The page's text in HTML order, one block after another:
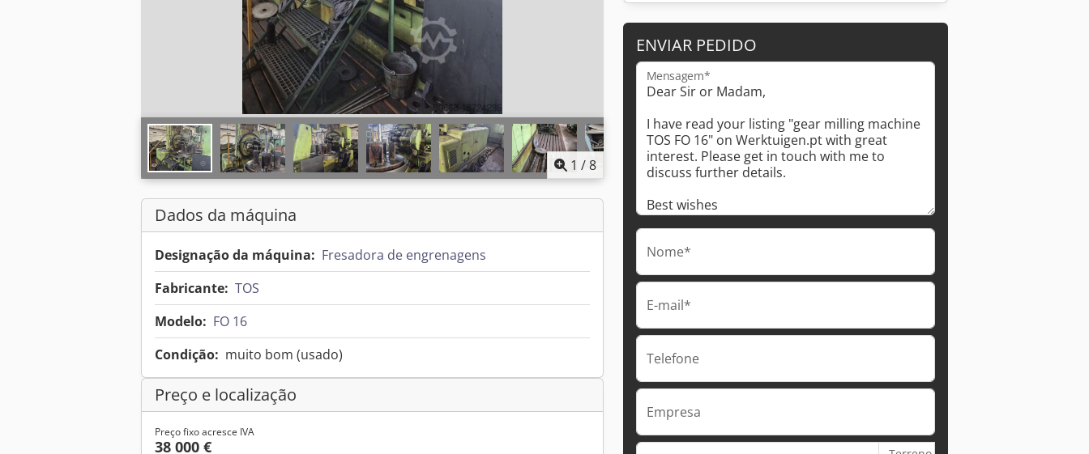
1 /8
Dados da máquina
Designação da máquina: Fresadora de engrenagens
Fabricante: TOS
Modelo: FO 16
Condição: muito bom (usado)
Preço e localização
Preço fixo acresce IVA
38 000 €
ENVIAR PEDIDO
Mensagem*
Nome*
E-mail*
Telefone
Empresa